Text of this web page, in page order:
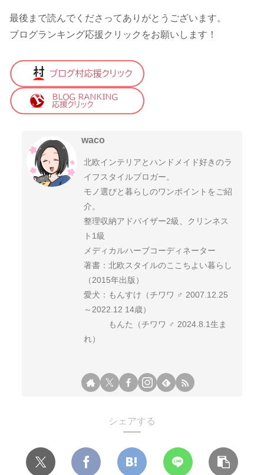
最後まで読んでくださってありがとうございます。
ブログランキング応援クリックをお願いします！
waco
北欧インテリアとハンドメイド好きのラ
イフスタイルブロガー。
モノ選びと暮らしのワンポイントをご紹
介。
整理収納アドバイザー2級、クリンネス
ト1級
メディカルハーブコーディネーター
著書：北欧スタイルのここちよい暮らし
（2015年出版）
愛犬：もんすけ（チワワ ♂ 2007.12.25
～2022.12 14歳）
もんた（チワワ ♂ 2024.8.1生ま
れ）
シェアする